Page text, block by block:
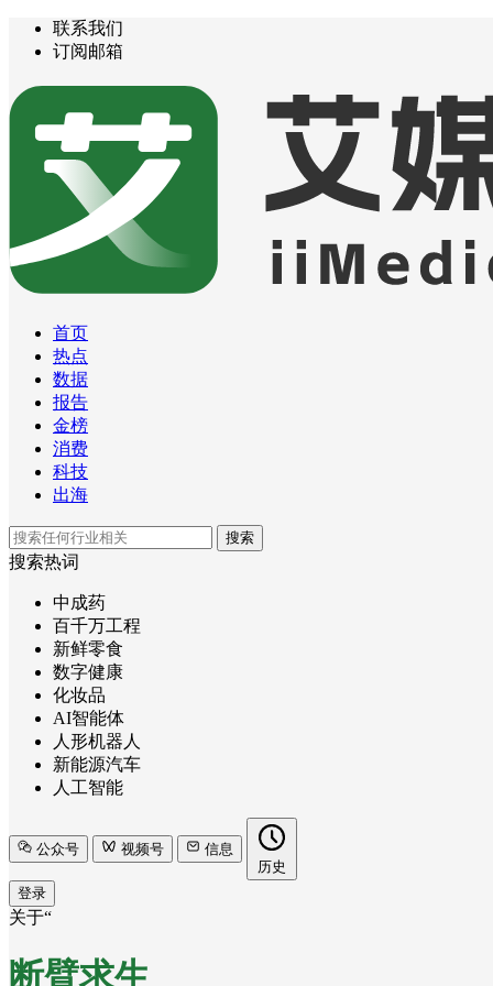
联系我们
订阅邮箱
首页
热点
数据
报告
金榜
消费
科技
出海
搜索
搜索热词
中成药
百千万工程
新鲜零食
数字健康
化妆品
AI智能体
人形机器人
新能源汽车
人工智能
公众号 视频号
信息
历史
登录
关于“
断臂求生